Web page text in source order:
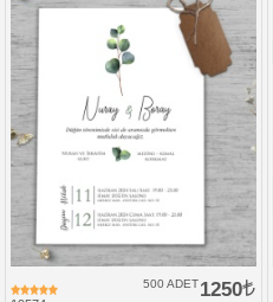
1250
500 ADET